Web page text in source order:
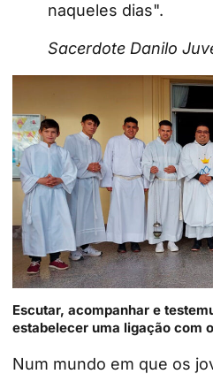
naqueles dias".
Sacerdote Danilo
Escutar, acompanhar e
estabelecer uma ligação com
Num mundo em que os